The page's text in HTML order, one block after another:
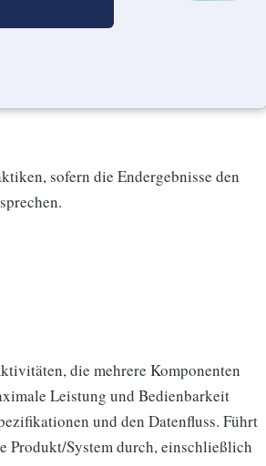
sofern die Endergebnisse den
die mehrere Komponenten
Leistung und Bedienbarkeit
und den Datenfluss. Führt
Produkt/System durch, einschließlich